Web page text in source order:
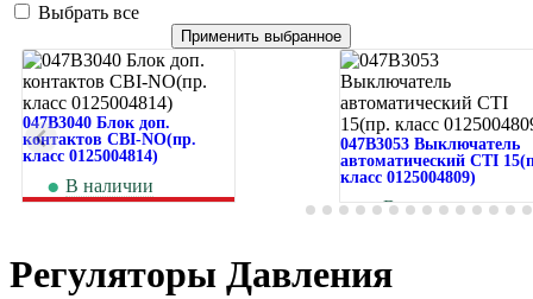
Выбрать все
Применить выбранное
047B3040 Блок доп.
контактов CBI-NO(пр.
класс 0125004814)
В наличии
273руб.
047B3053 Выключатель
автоматический CTI
класс 0125004809)
В наличии
Регуляторы Давления